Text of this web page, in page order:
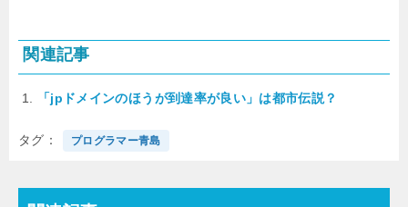
関連記事
「jpドメインのほうが到達率が良い」は都市伝説？
タグ プログラマー青島